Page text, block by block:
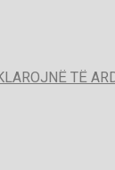
TË